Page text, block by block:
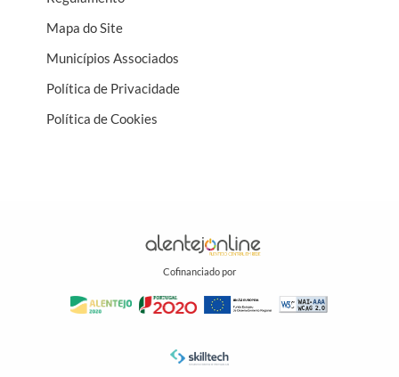
Mapa do Site
Municípios Associados
Política de Privacidade
Política de Cookies
Cofinanciado por